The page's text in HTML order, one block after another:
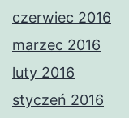
czerwiec 2016
marzec 2016
luty 2016
styczeń 2016